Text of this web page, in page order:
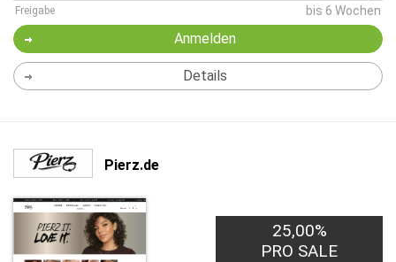
Freigabe bis 6 Wochen
Anmelden
Details
Pierz.de
25,00%
PRO SALE